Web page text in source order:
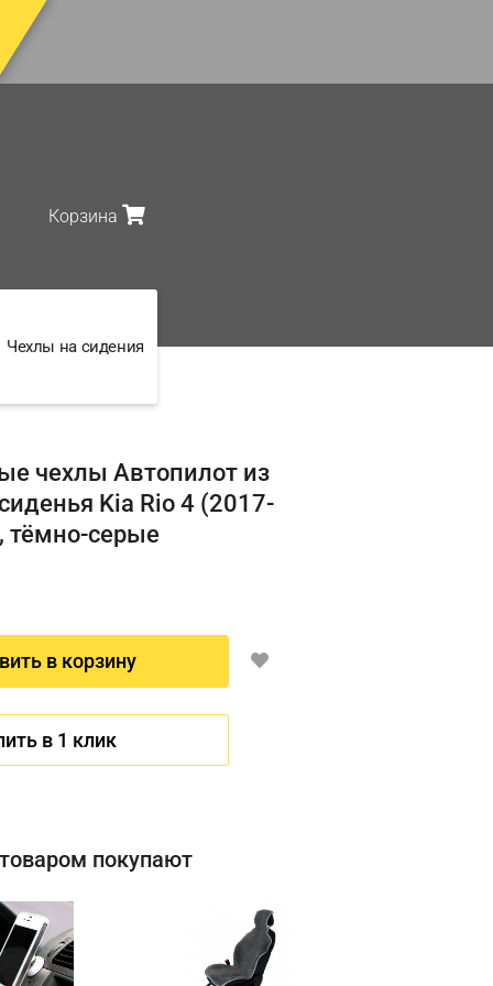
Корзина
Чехлы на сидения
чехлы Автопилот из
Kia Rio 4 (2017-
тёмно-серые
в корзину
в 1 клик
покупают